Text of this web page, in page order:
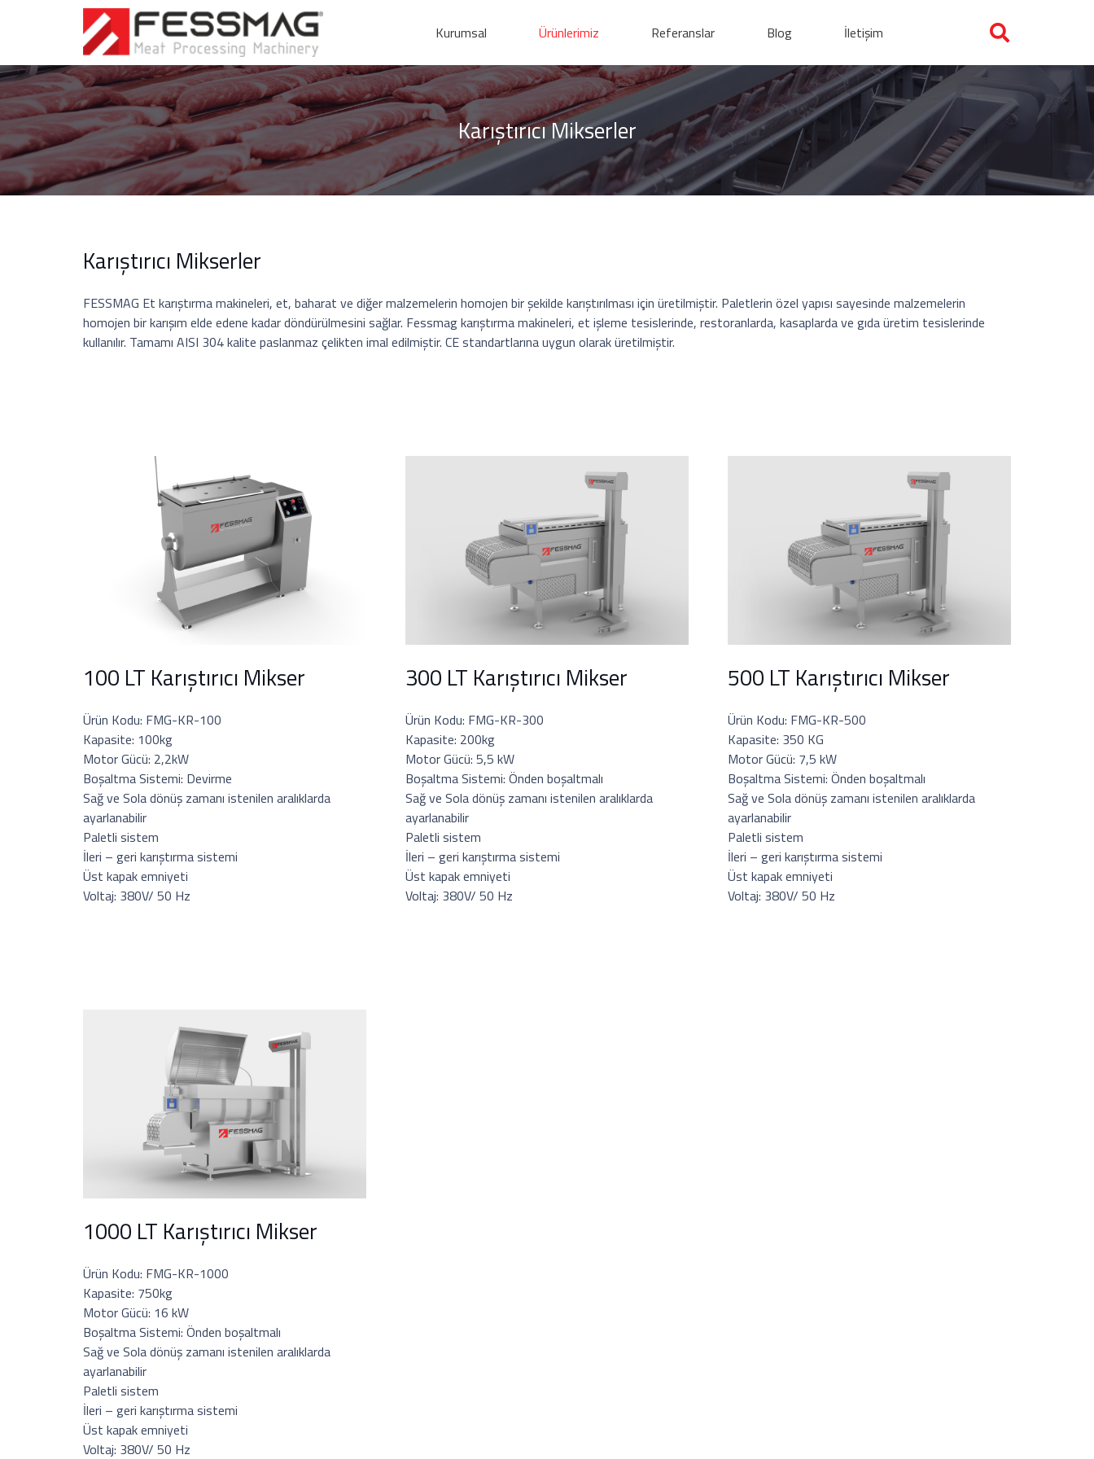
Kurumsal Ürünlerimiz Referanslar Blog İletişim
Karıştırıcı Mikserler
Karıştırıcı Mikserler
FESSMAG Et karıştırma makineleri, et, baharat ve diğer malzemelerin homojen bir şekilde karıştırılması için üretilmiştir. Paletlerin özel yapısı sayesinde malzemelerin
homojen bir karışım elde edene kadar döndürülmesini sağlar. Fessmag karıştırma makineleri, et işleme tesislerinde, restoranlarda, kasaplarda ve gıda üretim tesislerinde
kullanılır. Tamamı AISI 304 kalite paslanmaz çelikten imal edilmiştir. CE standartlarına uygun olarak üretilmiştir.
100 LT Karıştırıcı Mikser
Ürün Kodu: FMG-KR-100
Kapasite: 100kg
Motor Gücü: 2,2kW
Boşaltma Sistemi: Devirme
Sağ ve Sola dönüş zamanı istenilen aralıklarda
ayarlanabilir
Paletli sistem
İleri – geri karıştırma sistemi
Üst kapak emniyeti
Voltaj: 380V/ 50 Hz
300 LT Karıştırıcı Mikser
Ürün Kodu: FMG-KR-300
Kapasite: 200kg
Motor Gücü: 5,5 kW
Boşaltma Sistemi: Önden boşaltmalı
Sağ ve Sola dönüş zamanı istenilen aralıklarda
ayarlanabilir
Paletli sistem
İleri – geri karıştırma sistemi
Üst kapak emniyeti
Voltaj: 380V/ 50 Hz
500 LT Karıştırıcı Mikser
Ürün Kodu: FMG-KR-500
Kapasite: 350 KG
Motor Gücü: 7,5 kW
Boşaltma Sistemi: Önden boşaltmalı
Sağ ve Sola dönüş zamanı istenilen aralıklarda
ayarlanabilir
Paletli sistem
İleri – geri karıştırma sistemi
Üst kapak emniyeti
Voltaj: 380V/ 50 Hz
1000 LT Karıştırıcı Mikser
Ürün Kodu: FMG-KR-1000
Kapasite: 750kg
Motor Gücü: 16 kW
Boşaltma Sistemi: Önden boşaltmalı
Sağ ve Sola dönüş zamanı istenilen aralıklarda
ayarlanabilir
Paletli sistem
İleri – geri karıştırma sistemi
Üst kapak emniyeti
Voltaj: 380V/ 50 Hz